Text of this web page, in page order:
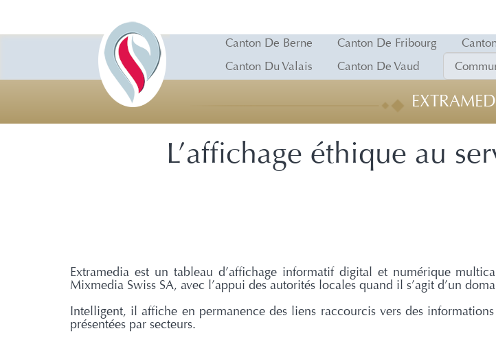
Canton De Berne Canton De Fribourg
Canton Du Valais
Canton De Vaud
L’affichage éthique au
Extramedia est un tableau d’affichage informatif digital et numérique
Mixmedia Swiss SA, avec l’appui des autorités locales quand il s’agit d’un
Intelligent, il affiche en permanence des liens raccourcis vers des
présentées par secteurs.